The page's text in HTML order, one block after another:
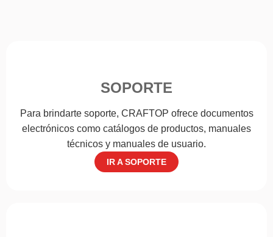
SOPORTE
Para brindarte soporte, CRAFTOP ofrece documentos
electrónicos como catálogos de productos, manuales
técnicos y manuales de usuario.
IR A SOPORTE